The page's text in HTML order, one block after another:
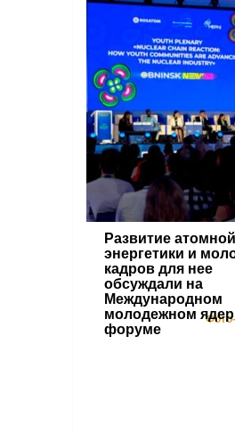
Развитие атомной
энергетики и
кадров для нее
обсуждали на
Международном
молодежном
форуме